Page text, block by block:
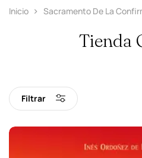
Inicio Sacramento De La
Tienda
Filtrar